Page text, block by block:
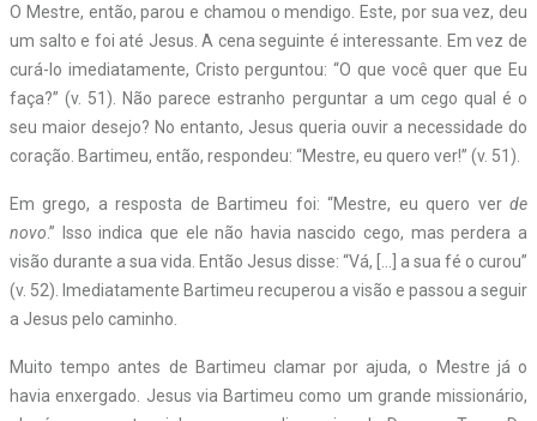
O Mestre, então, parou e chamou o mendigo. Este, por sua vez, deu
um salto e foi até Jesus. A cena seguinte é interessante. Em vez de
curá-lo imediatamente, Cristo perguntou: “O que você quer que Eu
faça?” (v. 51). Não parece estranho perguntar a um cego qual é o
seu maior desejo? No entanto, Jesus queria ouvir a necessidade do
coração. Bartimeu, então, respondeu: “Mestre, eu quero ver!” (v. 51).
Em grego, a resposta de Bartimeu foi: “Mestre, eu quero ver de
novo.” Isso indica que ele não havia nascido cego, mas perdera a
visão durante a sua vida. Então Jesus disse: “Vá, […] a sua fé o curou”
(v. 52). Imediatamente Bartimeu recuperou a visão e passou a seguir
a Jesus pelo caminho.
Muito tempo antes de Bartimeu clamar por ajuda, o Mestre já o
havia enxergado. Jesus via Bartimeu como um grande missionário,